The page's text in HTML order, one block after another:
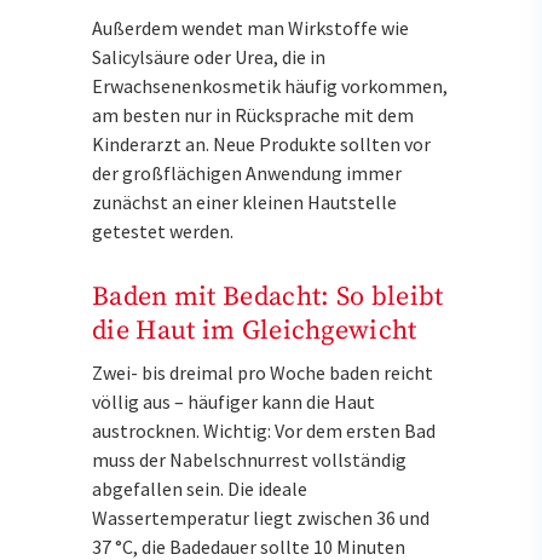
Außerdem wendet man Wirkstoffe wie
Salicylsäure oder Urea, die in
Erwachsenenkosmetik häufig vorkommen,
am besten nur in Rücksprache mit dem
Kinderarzt an. Neue Produkte sollten vor
der großflächigen Anwendung immer
zunächst an einer kleinen Hautstelle
getestet werden.
Baden mit Bedacht: So bleibt
die Haut im Gleichgewicht
Zwei- bis dreimal pro Woche baden reicht
völlig aus – häufiger kann die Haut
austrocknen. Wichtig: Vor dem ersten Bad
muss der Nabelschnurrest vollständig
abgefallen sein. Die ideale
Wassertemperatur liegt zwischen 36 und
37 °C, die Badedauer sollte 10 Minuten